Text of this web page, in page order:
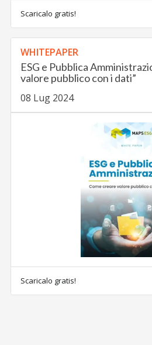
Scaricalo gratis!
WHITEPAPER
ESG e Pubblica
valore pubblico con i dati”
08 Lug 2024
Scaricalo gratis!